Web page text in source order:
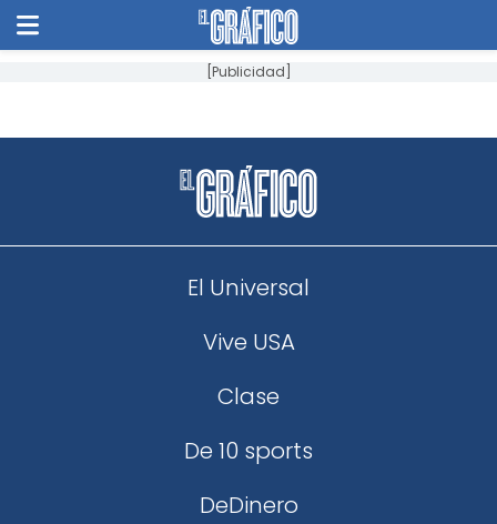
[Publicidad]
El Universal
Vive USA
Clase
De 10 sports
DeDinero